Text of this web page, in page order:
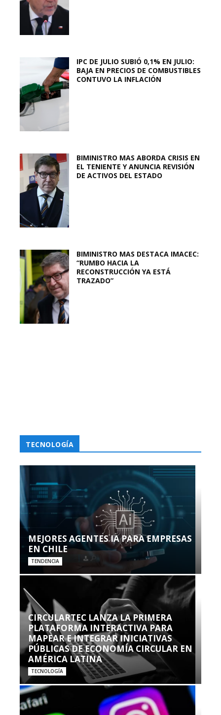
IPC DE JULIO SUBIÓ 0,1% EN JULIO:
BAJA EN PRECIOS DE COMBUSTIBLES
CONTUVO LA INFLACIÓN
BIMINISTRO MAS ABORDA CRISIS EN
EL TENIENTE Y ANUNCIA REVISIÓN
DE ACTIVOS DEL ESTADO
BIMINISTRO MAS DESTACA IMACEC:
“RUMBO HACIA LA
RECONSTRUCCIÓN YA ESTÁ
TRAZADO”
TECNOLOGÍA
MEJORES AGENTES IA PARA EMPRESAS
EN CHILE
TENDENCIA
CIRCULARTEC LANZA LA PRIMERA
PLATAFORMA INTERACTIVA PARA
MAPEAR E INTEGRAR INICIATIVAS
PÚBLICAS DE ECONOMÍA CIRCULAR EN
AMÉRICA LATINA
TECNOLOGÍA